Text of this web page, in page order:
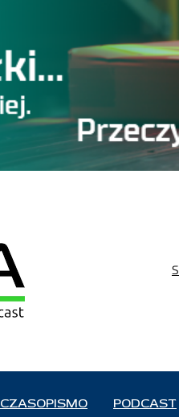
CZASOPISMO PODCAST